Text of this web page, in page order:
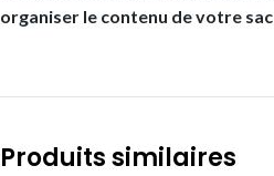
organiser le contenu de votre
Produits similaires